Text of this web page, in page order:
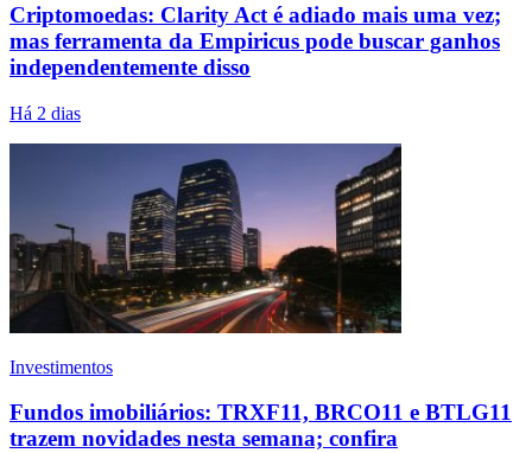
Criptomoedas: Clarity Act é adiado mais uma vez;
mas ferramenta da Empiricus pode buscar ganhos
independentemente disso
Há 2 dias
Investimentos
Fundos imobiliários: TRXF11, BRCO11 e BTLG11
trazem novidades nesta semana; confira